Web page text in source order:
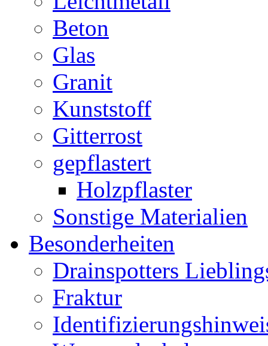
Beton
Glas
Granit
Kunststoff
Gitterrost
gepflastert
Holzpflaster
Sonstige Materialien
Besonderheiten
Drainspotters
Fraktur